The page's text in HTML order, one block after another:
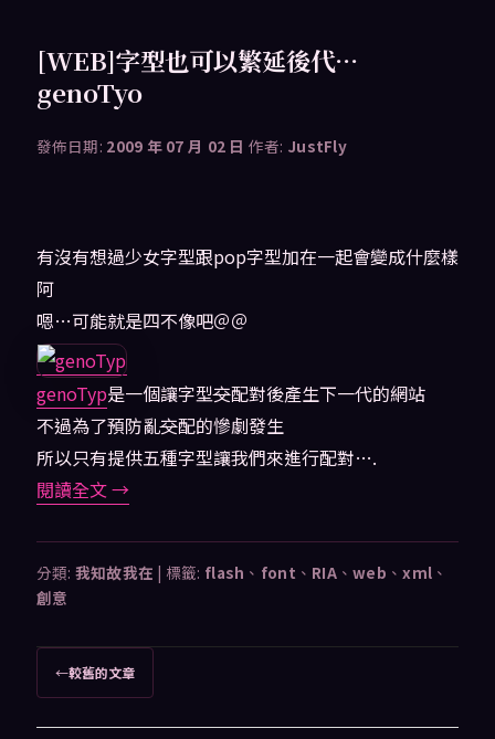
[WEB]字型也可以繁延後代…
genoTyo
發佈日期: 2009 年 07 月 02 日 作者: JustFly
有沒有想過少女字型跟pop字型加在一起會變成什麼樣
阿
嗯…可能就是四不像吧＠＠
genoTyp是一個讓字型交配對後產生下一代的網站
不過為了預防亂交配的慘劇發生
所以只有提供五種字型讓我們來進行配對….
閱讀全文→
分類: 我知故我在 | 標籤: flash 、 font 、 RIA、web 、xml 、
創意
章
導
←較舊的文章